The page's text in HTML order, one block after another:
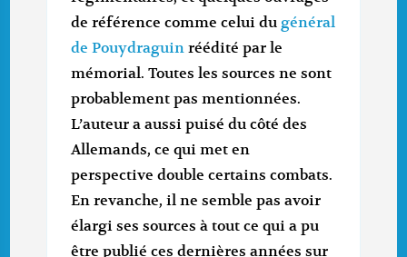
de référence comme celui dugénéral
de Pouydraguin réédité par le
mémorial. Toutes les sources ne sont
probablement pas mentionnées.
L’auteur a aussi puisé du côté des
Allemands, ce qui met en
perspective double certains combats.
En revanche, il ne semble pas avoir
élargi ses sources à tout ce qui a pu
être publié ces dernières années sur